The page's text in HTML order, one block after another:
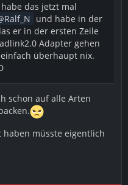
das jetzt mal
Ralf_N und habe in der
er in der ersten Zeile
Adapter gehen
überhaupt nix.
schon auf alle Arten
müsste eigentlich